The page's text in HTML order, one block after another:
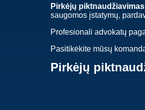
Pirkėjų piktnaudžiavimas
saugomos įstatymų,
Profesionali advokatų
Pasitikėkite mūsų
Pirkėjų